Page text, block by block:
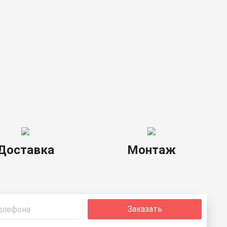
Монтаж
Заказать